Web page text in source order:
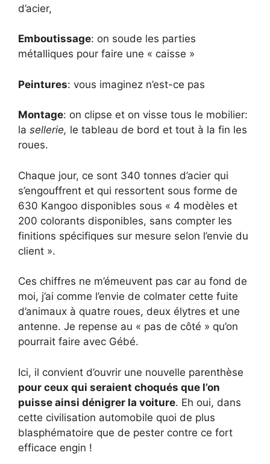
d’acier,
Emboutissage: on soude les parties
métalliques pour faire une « caisse »
Peintures: vous imaginez n’est-ce pas
Montage: on clipse et on visse tous le mobilier:
la sellerie, le tableau de bord et tout à la fin les
roues.
Chaque jour, ce sont 340 tonnes d’acier qui
s’engouffrent et qui ressortent sous forme de
630 Kangoo disponibles sous « 4 modèles et
200 colorants disponibles, sans compter les
finitions spécifiques sur mesure selon l’envie du
client ».
Ces chiffres ne m’émeuvent pas car au fond de
moi, j’ai comme l’envie de colmater cette fuite
d’animaux à quatre roues, deux élytres et une
antenne. Je repense au « pas de côté » qu’on
pourrait faire avec Gébé.
Ici, il convient d’ouvrir une nouvelle parenthèse
pour ceux qui seraient choqués que l’on
puisse ainsi dénigrer la voiture. Eh oui, dans
cette civilisation automobile quoi de plus
blasphématoire que de pester contre ce fort
efficace engin !